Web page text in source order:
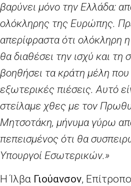
βαρύνει μόνο την Ελλάδα:
ολόκληρης της Ευρώπης.
απερίφραστα ότι ολόκληρη
θα διαθέσει την ισχύ και τη
βοηθήσει τα κράτη μέλη
εξωτερικές πιέσεις. Αυτό
στείλαμε χθες με τον
Μητσοτάκη, μήνυμα γύρω
πεπεισμένος ότι θα
Υπουργοί Εσωτερικών.»
Η Ίλβα Γιούανσον,